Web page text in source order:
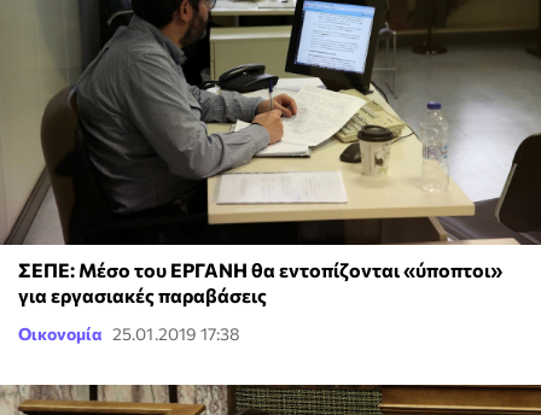
ΣΕΠΕ: Μέσο του ΕΡΓΑΝΗ θα εντοπίζονται «ύποπτοι»
για εργασιακές παραβάσεις
Οικονομία 25.01.2019 17:38